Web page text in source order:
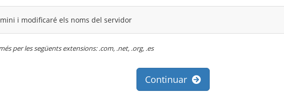
i modificaré els noms del servidor
per les següents extensions: .com, .net, .org, .es
Continuar